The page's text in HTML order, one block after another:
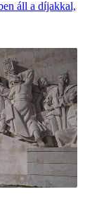
áll a díjakkal,